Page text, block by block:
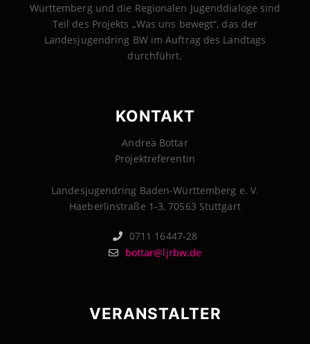
Württemberg und die Regionalen Jugenddialoge sind
Teil des Projekts „Was uns bewegt“, das der
Landesjugendring BW im Auftrag des Landtags
durchführt.
KONTAKT
Andrea Bottar
Projektreferentin
Landesjugendring Baden-Württemberg e. V.
Haeberlinstraße 1-3, 70563 Stuttgart
0711 16447-28
bottar@ljrbw.de
VERANSTALTER